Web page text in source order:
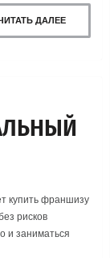
ДАЛЕЕ
купить франшизу
рисков
и заниматься